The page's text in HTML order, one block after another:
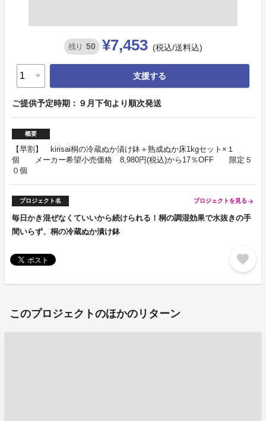
残り 50 ¥7,453 (税込/送料込)
支援する
ご提供予定時期：９月下旬より順次発送
概要
【早割】 kirisai桐の冷蔵ぬか漬け鉢＋熟成ぬか床1kgセット×１
個 メーカー希望小売価格 8,980円(税込)から17％OFF 限定５
０個
プロジェクト名 プロジェクトを見る arrow_forward
毎日かき混ぜなくていいから続けられる！桐の調湿効果で水抜きの手
間いらず、桐の冷蔵ぬか漬け鉢
favorite
このプロジェクトのほかのリターン